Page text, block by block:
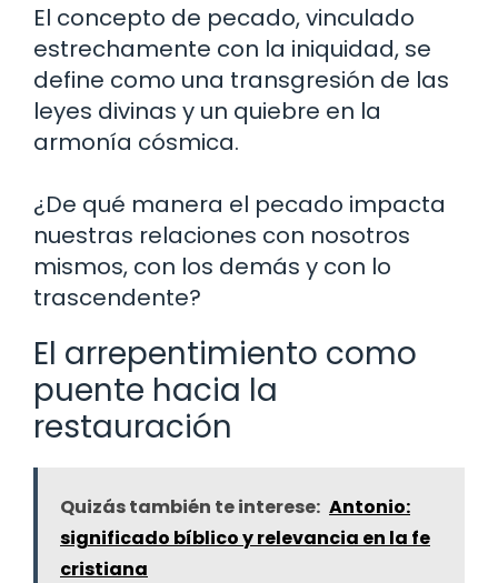
El concepto de pecado, vinculado
estrechamente con la iniquidad, se
define como una transgresión de las
leyes divinas y un quiebre en la
armonía cósmica.
¿De qué manera el pecado impacta
nuestras relaciones con nosotros
mismos, con los demás y con lo
trascendente?
El arrepentimiento como
puente hacia la
restauración
Quizás también te interese: Antonio:
significado bíblico y relevancia en la fe
cristiana